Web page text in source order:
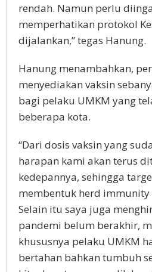
rendah. Namun perlu
memperhatikan protokol
dijalankan,” tegas Hanung.
Hanung menambahkan,
menyediakan vaksin
bagi pelaku UMKM yang
beberapa kota.
“Dari dosis vaksin yang
harapan kami akan terus
kedepannya, sehingga
membentuk herd
Selain itu saya juga
pandemi belum berakhir,
khususnya pelaku UMKM
bertahan bahkan tumbuh